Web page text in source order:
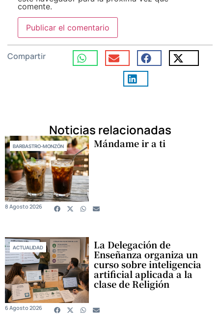
comente.
Compartir
Noticias relacionadas
BARBASTRO-MONZÓN Mándame ir a ti
8 Agosto 2026
ACTUALIDAD La Delegación de
Enseñanza organiza un
curso sobre inteligencia
artificial aplicada a la
clase de Religión
6 Agosto 2026